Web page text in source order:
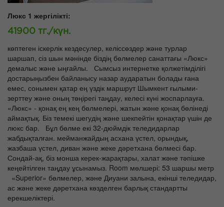
Люкс 1 жергілікті:
41900 тг./күн.
көптеген іскерлік кездесулер, келіссөздер және турлар
шаршап, сіз шын мәнінде біздің бөлмелер санаттағы «Люкс»
демалыс және ыңғайлы. Сымсыз интернетке қолжетімділігі
достарыңызбен байланысу назар аударатын болады ғана
емес, сонымен қатар ең үздік маршрут Шымкент ғылыми-
зерттеу және оның төңірегі таңдау, келесі күні жоспарлауға.
«Люкс» - қонақ ең кең бөлмелері, жатын және қонақ бөлінеді
аймақтық. Біз темекі шегудің және шекпейтін қонақтар үшін де
люкс бар. Бұл бөлме екі 32-дюймдік теледидарлар
жабдықталған. мейманжайдың асхана үстел, орындық,
жазбаша үстел, диван және жеке дәретхана бөлмесі бар.
Сондай-ақ, біз монша керек-жарақтары, халат және тәпішке
кеңейтілген таңдау ұсынамыз. Room мөлшері: 53 шаршы метр
«Superior» бөлмелер, және Диуани залына, екінші теледидар,
ас және жеке дәретхана көзделген барлық стандартты
ерекшеліктері.